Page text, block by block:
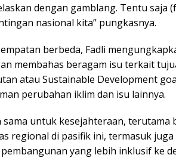
dengan gamblang. Tentu saja
nasional kita” pungkasnya.
berbeda, Fadli
membahas beragam isu terkait
atau Sustainable Development
perubahan iklim dan isu lainnya.
sama untuk kesejahteraan, terutama
regional di pasifik ini, termasuk juga
yang lebih inklusif ke